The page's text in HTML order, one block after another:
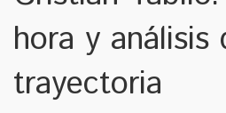
hora y análisis
trayectoria